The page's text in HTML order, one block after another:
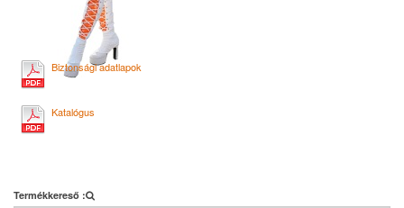
Biztonsági adatlapok
Katalógus
Termékkereső :